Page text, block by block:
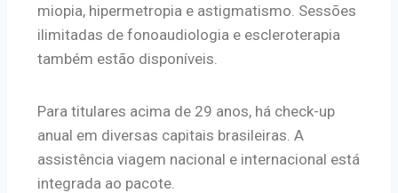
miopia, hipermetropia e astigmatismo. Sessões
ilimitadas de fonoaudiologia e escleroterapia
também estão disponíveis.
Para titulares acima de 29 anos, há check-up
anual em diversas capitais brasileiras. A
assistência viagem nacional e internacional está
integrada ao pacote.